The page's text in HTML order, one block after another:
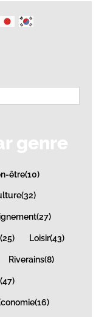
genre
être(10)
(32)
(27)
(25) Loisir(43)
Riverains(8)
(47)
(16)